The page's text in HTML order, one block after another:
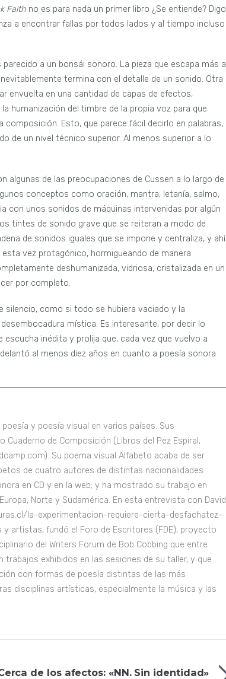
Faith no es para nada un primer libro ¿Se entiende? Digo
a encontrar fallas por todos lados y al tiempo incluso
a un bonsái sonoro. La pieza que escapa más a
termina con el detalle de un sonido. Otra
envuelta en una cantidad de capas de efectos,
humanización del timbre de la propia voz para que
Esto, que parece fácil decirlo en palabras,
de un nivel técnico superior. Al menos superior a lo
algunas de las preocupaciones de Cussen a lo largo de
conceptos como oración, mantra, letanía, salmo,
con unos sonidos de máquinas intervenidas por algún
tintes de sonido grave que se reiteran a modo de
de sonidos iguales que se impone y centraliza, y ahí
vez protagónico, hormigueando de manera
deshumanizada, vidriosa, cristalizada en un
por completo.
silencio, como si todo se hubiera vaciado y la
mística. Es interesante, por decir lo
inédita y prolija que, cada vez que vuelvo a
al menos diez años en cuanto a poesía sonora
y poesía visual en varios países. Sus
de Composición (Libros del Pez Espiral,
). Su poema visual Alfabeto acaba de ser
de cuatro autores de distintas nacionalidades
en CD y en la web; y ha mostrado su trabajo en
Norte y Sudamérica. En esta entrevista con David
la-experimentacion-requiere-cierta-desfachatez-
artistas, fundó el Foro de Escritores (FDE), proyecto
del Writers Forum de Bob Cobbing que entre
trabajos exhibidos en las sesiones de su taller, y que
con formas de poesía distintas de las más
disciplinas artísticas, especialmente la música y las
de los afectos: «NN. Sin identidad»